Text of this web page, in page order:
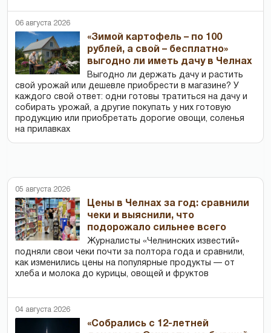
06 августа 2026
«Зимой картофель – по 100
рублей, а свой – бесплатно»
выгодно ли иметь дачу в Челнах
Выгодно ли держать дачу и растить
свой урожай или дешевле приобрести в магазине? У
каждого свой ответ: одни готовы тратиться на дачу и
собирать урожай, а другие покупать у них готовую
продукцию или приобретать дорогие овощи, соленья
на прилавках
05 августа 2026
Цены в Челнах за год: сравнили
чеки и выяснили, что
подорожало сильнее всего
Журналисты «Челнинских известий»
подняли свои чеки почти за полтора года и сравнили,
как изменились цены на популярные продукты — от
хлеба и молока до курицы, овощей и фруктов
04 августа 2026
«Собрались с 12-летней